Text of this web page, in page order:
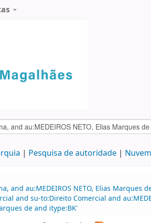
Pesquisa de autoridade
and au:MEDEIROS NETO, Elias Marques
and su-to:Direito Comercial and
de and itype:BK'